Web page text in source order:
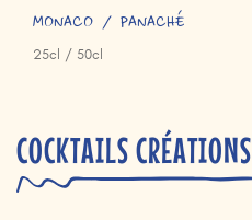
MONACO / PANACHÉ
25cl / 50cl
COCKTAILS CRÉATIONS